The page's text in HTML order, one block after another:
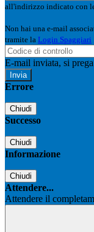
all'indirizzo indicato con
Non hai una e-mail
tramite la Login Spaggiari
E-mail inviata, si
Errore
Chiudi
Successo
Chiudi
Informazione
Chiudi
Attendere...
Attendere il